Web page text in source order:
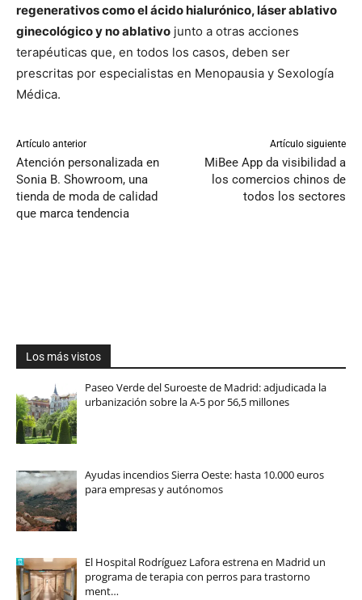
regenerativos como el ácido hialurónico, láser ablativo
ginecológico y no ablativo junto a otras acciones
terapéuticas que, en todos los casos, deben ser
prescritas por especialistas en Menopausia y Sexología
Médica.
Artículo anterior
Atención personalizada en
Sonia B. Showroom, una
tienda de moda de calidad
que marca tendencia
Artículo siguiente
MiBee App da visibilidad a
los comercios chinos de
todos los sectores
Los más vistos
Paseo Verde del Suroeste de Madrid: adjudicada la
urbanización sobre la A-5 por 56,5 millones
Ayudas incendios Sierra Oeste: hasta 10.000 euros
para empresas y autónomos
El Hospital Rodríguez Lafora estrena en Madrid un
programa de terapia con perros para trastorno
ment…